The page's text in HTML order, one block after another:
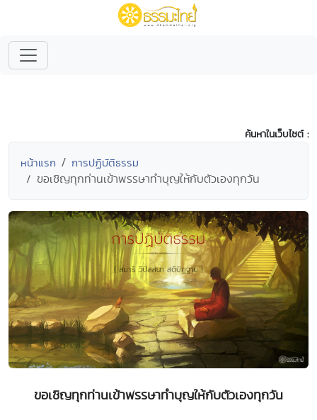
ค้นหาในเว็บไซต์ :
หน้าแรก การปฏิบัติธรรม
ขอเชิญทุกท่านเข้าพรรษาทำบุญให้กับตัวเองทุกวัน
ขอเชิญทุกท่านเข้าพรรษาทำบุญให้กับตัวเองทุกวัน